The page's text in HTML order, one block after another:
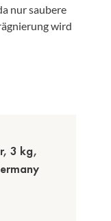
nur saubere
wird
3 kg,